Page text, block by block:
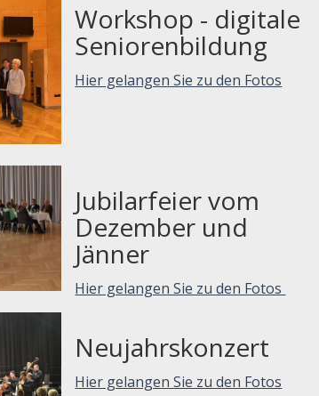
Workshop - digitale
Seniorenbildung
Hier gelangen Sie zu den Fotos
Jubilarfeier vom
Dezember und
Jänner
Hier gelangen Sie zu den Fotos
Neujahrskonzert
Hier gelangen Sie zu den Fotos